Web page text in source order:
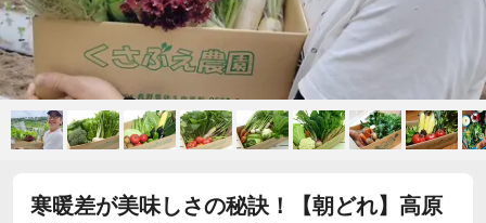
寒暖差が美味しさの秘訣！【朝どれ】高原